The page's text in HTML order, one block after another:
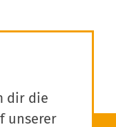
dir die
unserer